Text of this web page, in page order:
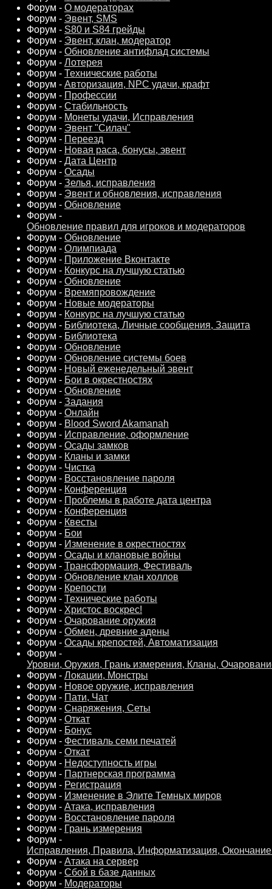
Форум - О модераторах
Форум - Эвент, SMS
Форум - S80 и S84 грейды
Форум - Эвент, клан, модератор
Форум - Обновление антифлад системы
Форум - Лотерея
Форум - Технические работы
Форум - Авторизация, NPC удачи, крафт
Форум - Профессии
Форум - Стабильность
Форум - Монеты удачи, Исправления
Форум - Эвент "Силач"
Форум - Переезд
Форум - Новая раса, бонусы, эвент
Форум - Дата Центр
Форум - Осады
Форум - Зелья, исправления
Форум - Эвент и обновления, исправления
Форум - Обновление
Форум -
Обновление правил для игроков и модераторов
Форум - Обновление
Форум - Олимпиада
Форум - Приложение Вконтакте
Форум - Конкурс на лучшую статью
Форум - Обновление
Форум - Времяпровождение
Форум - Новые модераторы
Форум - Конкурс на лучшую статью
Форум - Библиотека, Личные сообщения, Защита
Форум - Библиотека
Форум - Обновление
Форум - Обновление системы боев
Форум - Новый еженедельный эвент
Форум - Бои в окрестностях
Форум - Обновление
Форум - Задания
Форум - Онлайн
Форум - Blood Sword Akamanah
Форум - Исправление, оформление
Форум - Осады замков
Форум - Кланы и замки
Форум - Чистка
Форум - Восстановление пароля
Форум - Конференция
Форум - Проблемы в работе дата центра
Форум - Конференция
Форум - Квесты
Форум - Бои
Форум - Изменение в окрестностях
Форум - Осады и клановые войны
Форум - Трансформация, Фестиваль
Форум - Обновление клан холлов
Форум - Крепости
Форум - Технические работы
Форум - Христос воскрес!
Форум - Очарование оружия
Форум - Обмен, древние адены
Форум - Осады крепостей, Автоматизация
Форум -
Уровни, Оружия, Грань измерения, Кланы,
Форум - Локации, Монстры
Форум - Новое оружие, исправления
Форум - Пати, Чат
Форум - Снаряжения, Сеты
Форум - Откат
Форум - Бонус
Форум - Фестиваль семи печатей
Форум - Откат
Форум - Недоступность игры
Форум - Партнерская программа
Форум - Регистрация
Форум - Изменение в Элите Темных миров
Форум - Атака, исправления
Форум - Восстановление пароля
Форум - Грань измерения
Форум -
Исправления, Правила, Информатизация,
Форум - Атака на сервер
Форум - Сбой в базе данных
Форум - Модераторы